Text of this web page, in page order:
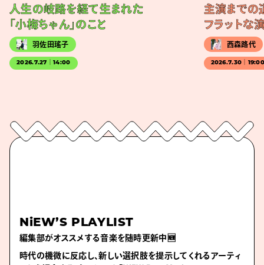
人生の岐路を経て生まれた
「小梅ちゃん」のこと
羽佐田瑤子
2026.7.27｜14:00
主演までの
フラットな
西森路代
2026.7.30｜
NiEW’S PLAYLIST
編集部がオススメする音楽を随時更新中🆕
時代の機微に反応し、新しい選択肢を提示してくれるアーティ